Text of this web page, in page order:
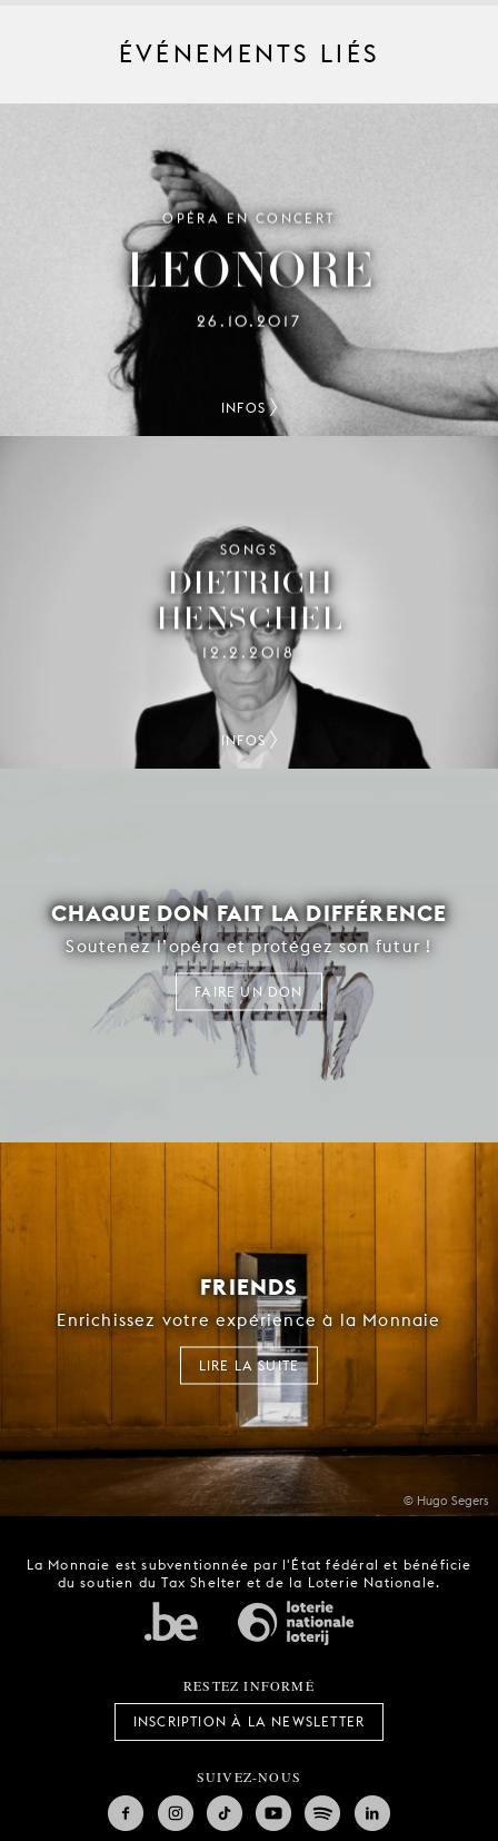
ÉVÉNEMENTS LIÉS
OPÉRA EN CONCERT
LEONORE
26.10.2017
INFOS
SONGS
DIETRICH
HENSCHEL
12.2.2018
INFOS
CHAQUE DON FAIT LA DIFFÉRENCE
Soutenez l’opéra et protégez son futur !
FAIRE UN DON
© Hugo Segers
FRIENDS
Enrichissez votre expérience à la Monnaie
LIRE LA SUITE
La Monnaie est subventionnée par l'État fédéral et bénéficie
du soutien du Tax Shelter et de la Loterie Nationale.
RESTEZ INFORMÉ
INSCRIPTION À LA NEWSLETTER
SUIVEZ-NOUS